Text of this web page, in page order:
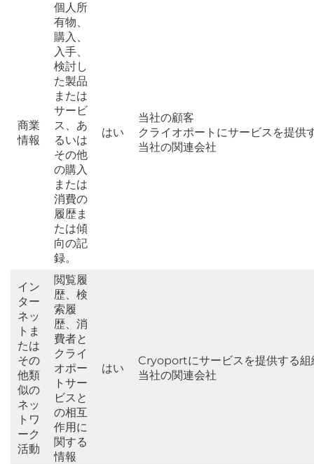
商業
情報
個人所
有物、
購入、
入手、
検討し
た製品
または
サービ
ス、あ
るいは
その他
の購入
または
消費の
履歴ま
たは傾
向の記
録。
はい
当社の顧客
クライオポートにサービスを提供
当社の関連会社
イン
ター
ネッ
トま
たは
その
他類
似の
ネッ
トワ
ーク
活動
閲覧履
歴、検
索履
歴、消
費者と
クライ
オポー
トサー
ビスと
の相互
作用に
関する
情報
はい
Cryoportにサービスを提供する組
当社の関連会社